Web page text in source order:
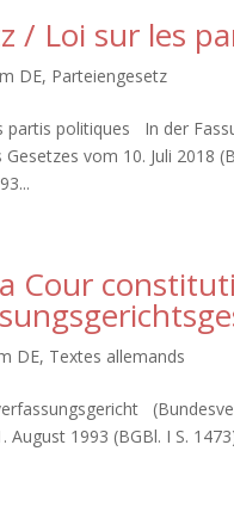
/ Loi sur les
DE, Parteiengesetz
partis politiques In der
vom 10. Juli 2018
Cour
DE, Textes allemands
August 1993 (BGBl. I S.